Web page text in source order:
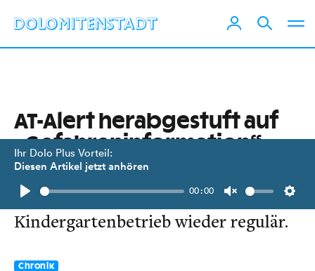
Ihr Dolo Plus Vorteil:
Diesen Artikel jetzt anhören
Play
00:00
Unmute
AT-Alert herabgestuft auf
„Gefahreninformation“
Außerdem: Kein Anlass zur Sorge bei
Trinkwasser. Schul- und
Kindergarten­betrieb wieder regulär.
Chronik